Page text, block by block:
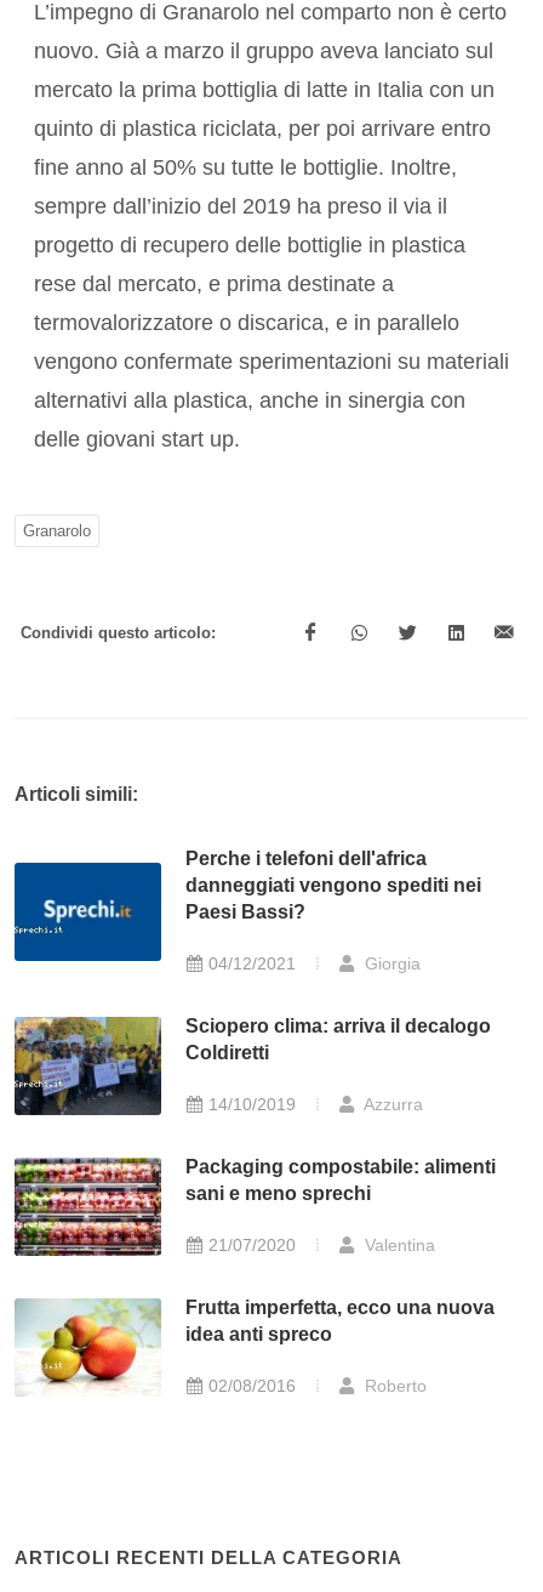
L’impegno di Granarolo nel comparto non è certo
nuovo. Già a marzo il gruppo aveva lanciato sul
mercato la prima bottiglia di latte in Italia con un
quinto di plastica riciclata, per poi arrivare entro
fine anno al 50% su tutte le bottiglie. Inoltre,
sempre dall’inizio del 2019 ha preso il via il
progetto di recupero delle bottiglie in plastica
rese dal mercato, e prima destinate a
termovalorizzatore o discarica, e in parallelo
vengono confermate sperimentazioni su materiali
alternativi alla plastica, anche in sinergia con
delle giovani start up.
Granarolo
Condividi questo articolo:
Articoli simili:
Perche i telefoni dell'africa
danneggiati vengono spediti nei
Paesi Bassi?
04/12/2021 Giorgia
Sciopero clima: arriva il decalogo
Coldiretti
14/10/2019 Azzurra
Packaging compostabile: alimenti
sani e meno sprechi
21/07/2020 Valentina
Frutta imperfetta, ecco una nuova
idea anti spreco
02/08/2016 Roberto
ARTICOLI RECENTI DELLA CATEGORIA